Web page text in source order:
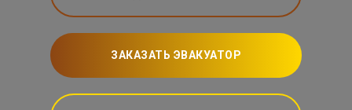
ЗАКАЗАТЬ ЭВАКУАТОР